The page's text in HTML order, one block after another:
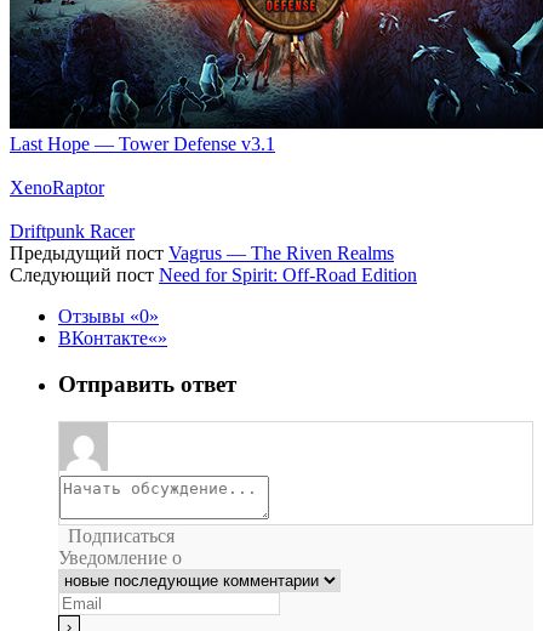
Last Hope — Tower Defense v3.1
XenoRaptor
Driftpunk Racer
Предыдущий пост Vagrus — The Riven Realms
Следующий пост Need for Spirit: Off-Road Edition
Отзывы
0
ВКонтакте
Отправить ответ
Подписаться
Уведомление о